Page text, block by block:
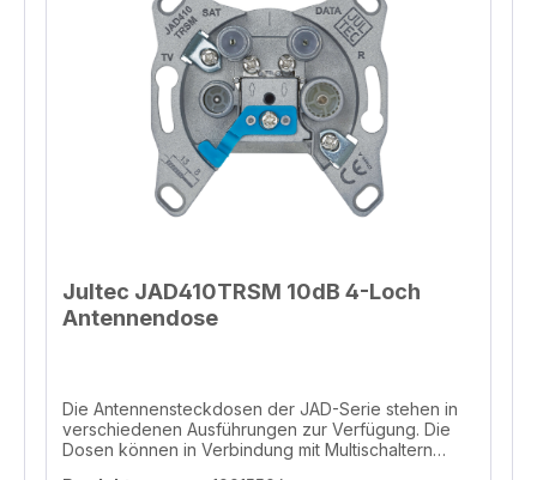
Jultec JAD410TRSM 10dB 4-Loch
Antennendose
Die Antennensteckdosen der JAD-Serie stehen in
verschiedenen Ausführungen zur Verfügung. Die
Dosen können in Verbindung mit Multischaltern